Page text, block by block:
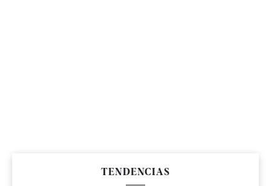
TENDENCIAS